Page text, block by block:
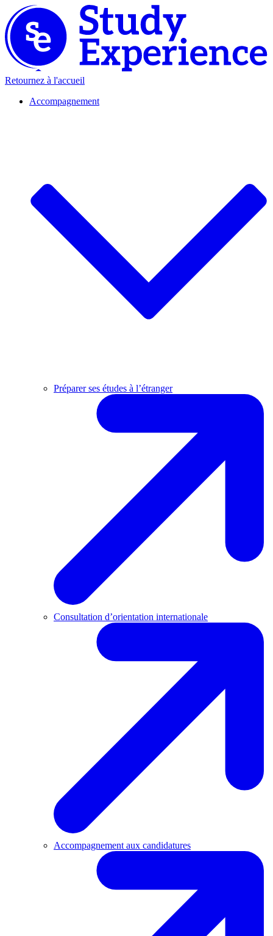
Retournez à l'accueil
Accompagnement
Préparer ses études à l’étranger
Consultation d’orientation internationale
Accompagnement aux candidatures